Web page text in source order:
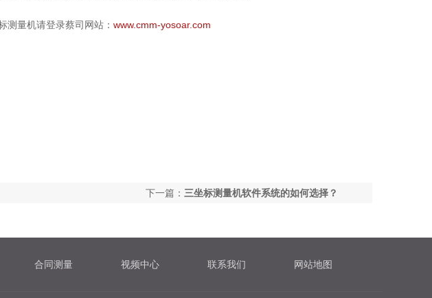
测量机请登录蔡司网站： www.cmm-yosoar.com
下一篇： 三坐标测量机软件系统的如何选择？
合同测量 视频中心 联系我们 网站地图